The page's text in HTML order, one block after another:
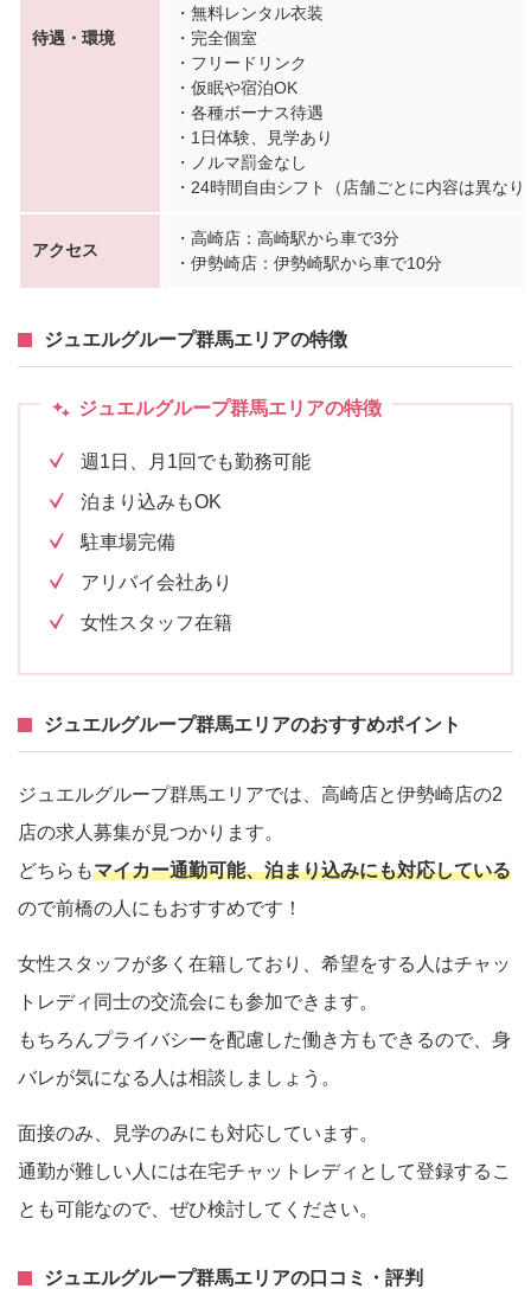
待遇・環境
・無料レンタル衣装
・完全個室
・フリードリンク
・仮眠や宿泊OK
・各種ボーナス待遇
・1日体験、見学あり
・ノルマ罰金なし
・24時間自由シフト（店舗ごとに内容は異なり
アクセス
・高崎店：高崎駅から車で3分
・伊勢崎店：伊勢崎駅から車で10分
ジュエルグループ群馬エリアの特徴
ジュエルグループ群馬エリアの特徴
週1日、月1回でも勤務可能
泊まり込みもOK
駐車場完備
アリバイ会社あり
女性スタッフ在籍
ジュエルグループ群馬エリアのおすすめポイント
ジュエルグループ群馬エリアでは、高崎店と伊勢崎店の2
店の求人募集が見つかります。
どちらもマイカー通勤可能、泊まり込みにも対応している
ので前橋の人にもおすすめです！
女性スタッフが多く在籍しており、希望をする人はチャッ
トレディ同士の交流会にも参加できます。
もちろんプライバシーを配慮した働き方もできるので、身
バレが気になる人は相談しましょう。
面接のみ、見学のみにも対応しています。
通勤が難しい人には在宅チャットレディとして登録するこ
とも可能なので、ぜひ検討してください。
ジュエルグループ群馬エリアの口コミ・評判